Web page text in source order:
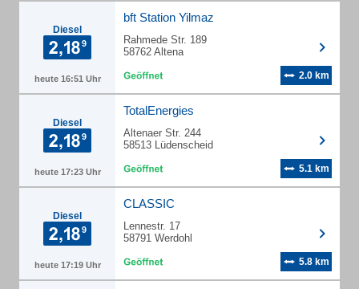
Diesel
heute 16:51 Uhr
bft Station Yilmaz
Rahmede Str. 189
58762 Altena
2.0 km
Diesel
heute 17:23 Uhr
TotalEnergies
Altenaer Str. 244
58513 Lüdenscheid
5.1 km
Diesel
heute 17:19 Uhr
CLASSIC
Lennestr. 17
58791 Werdohl
5.8 km